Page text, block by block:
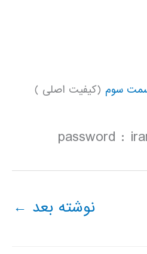
سوم (کیفیت اصلی )
password :
نوشته بعد ←